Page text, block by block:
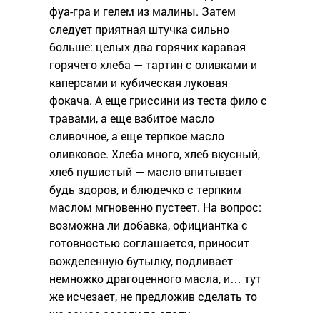
фуа-гра и гелем из малины. Затем
следует приятная штучка сильно
больше: целых два горячих каравая
горячего хлеба — тартин с оливками и
каперсами и кубическая луковая
фокача. А еще гриссини из теста фило с
травами, а еще взбитое масло
сливочное, а еще терпкое масло
оливковое. Хлеба много, хлеб вкусный,
хлеб пушистый — масло впитывает
будь здоров, и блюдечко с терпким
маслом мгновенно пустеет. На вопрос:
возможна ли добавка, официантка с
готовностью соглашается, приносит
вожделенную бутылку, подливает
немножко драгоценного масла, и… тут
же исчезает, не предложив сделать то